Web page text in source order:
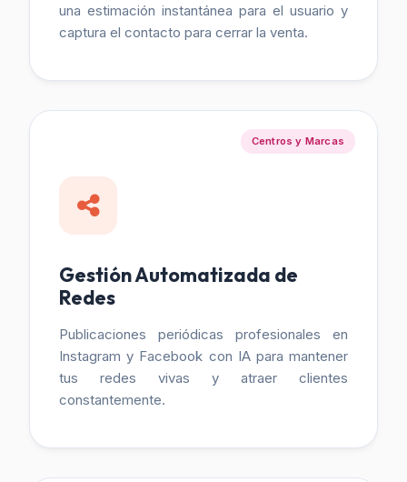
una estimación instantánea para el usuario y
captura el contacto para cerrar la venta.
Centros y Marcas
Gestión Automatizada de
Redes
Publicaciones periódicas profesionales en
Instagram y Facebook con IA para mantener
tus redes vivas y atraer clientes
constantemente.